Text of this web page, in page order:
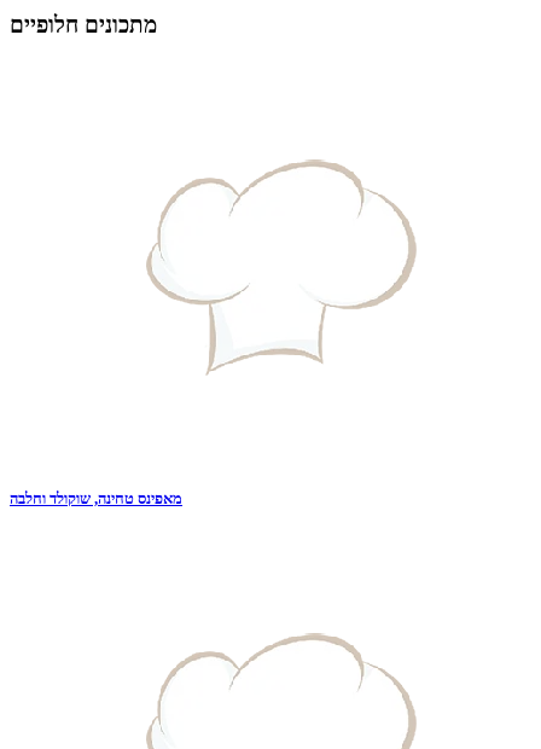
מתכונים חלופיים
מאפינס טחינה, שוקולד וחלבה